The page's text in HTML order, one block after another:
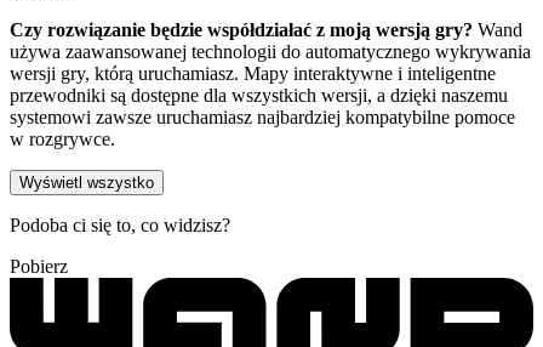
Czy rozwiązanie będzie współdziałać z moją wersją gry? Wand
używa zaawansowanej technologii do automatycznego wykrywania
wersji gry, którą uruchamiasz. Mapy interaktywne i inteligentne
przewodniki są dostępne dla wszystkich wersji, a dzięki naszemu
systemowi zawsze uruchamiasz najbardziej kompatybilne pomoce
w rozgrywce.
Wyświetl wszystko
Podoba ci się to, co widzisz?
Pobierz